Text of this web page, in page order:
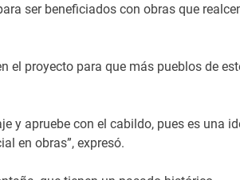
ser beneficiados con obras que
el proyecto para que más pueblos de
y apruebe con el cabildo, pues es una
en obras”, expresó.